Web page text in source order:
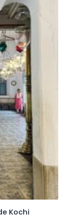
Kochi